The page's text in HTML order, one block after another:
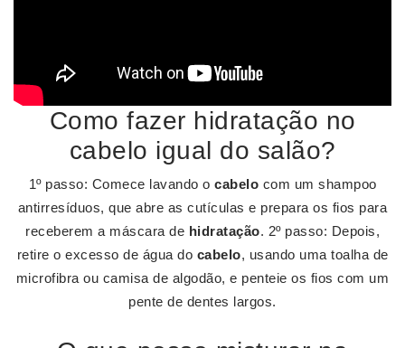
Como fazer hidratação no
cabelo igual do salão?
1º passo: Comece lavando o cabelo com um shampoo
antirresíduos, que abre as cutículas e prepara os fios para
receberem a máscara de hidratação. 2º passo: Depois,
retire o excesso de água do cabelo, usando uma toalha de
microfibra ou camisa de algodão, e penteie os fios com um
pente de dentes largos.